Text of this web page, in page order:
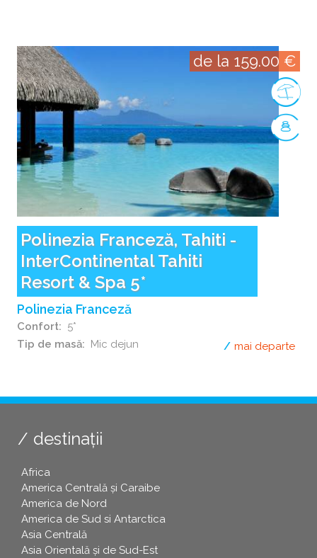
Polinezia Franceză, Tahiti -
InterContinental Tahiti
Resort & Spa 5*
Polinezia Franceză
Confort
5*
Tip de masă
Mic dejun
de la 159.00 €
mai departe
destinații
Africa
America Centrală și Caraibe
America de Nord
America de Sud si Antarctica
Asia Centrală
Asia Orientală și de Sud-Est